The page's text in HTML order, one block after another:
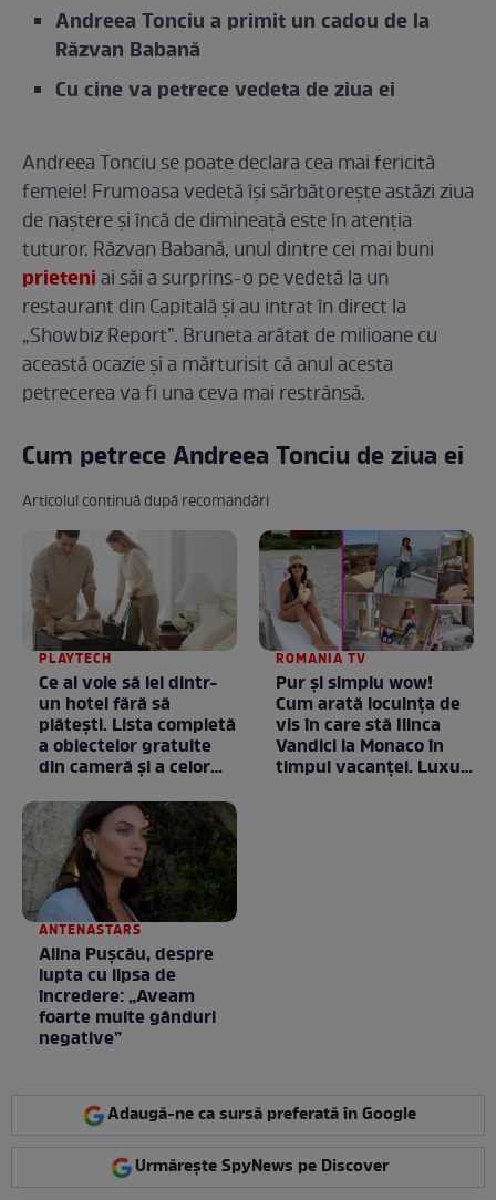
Andreea Tonciu a primit un cadou de la
Răzvan Babană
Cu cine va petrece vedeta de ziua ei
Andreea Tonciu se poate declara cea mai fericită
femeie! Frumoasa vedetă își sărbătorește astăzi ziua
de naștere și încă de dimineață este în atenția
tuturor. Răzvan Babană, unul dintre cei mai buni
prieteniai săi a surprins-o pe vedetă la un
restaurant din Capitală și au intrat în direct la
„Showbiz Report”. Bruneta arătat de milioane cu
această ocazie și a mărturisit că anul acesta
petrecerea va fi una ceva mai restrânsă.
Cum petrece Andreea Tonciu de ziua ei
Articolul continuă după recomandări
PLAYTECH
Ce ai voie să iei dintr-
un hotel fără să
plătești. Lista completă
a obiectelor gratuite
din cameră și a celor
proprietatea unității
ROMANIA TV
Pur și simplu wow!
Cum arată locuința de
vis în care stă Ilinca
Vandici la Monaco în
timpul vacanței. Luxul
ANTENASTARS
Alina Pușcău, despre
lupta cu lipsa de
încredere: „Aveam
foarte multe gânduri
negative”
Adaugă-ne ca sursă preferată în Google
Urmărește SpyNews pe Discover